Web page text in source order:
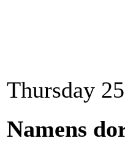
Thursday
Namens